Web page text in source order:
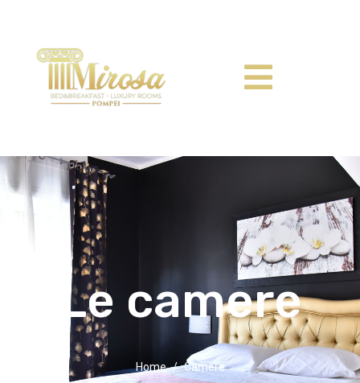
Le camere
Home Camere